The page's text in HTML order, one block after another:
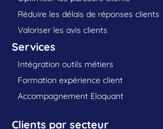
Réduire les délais de réponses clients
Valoriser les avis clients
Services
Intégration outils métiers
Formation expérience client
Accompagnement Eloquant
Clients par secteur